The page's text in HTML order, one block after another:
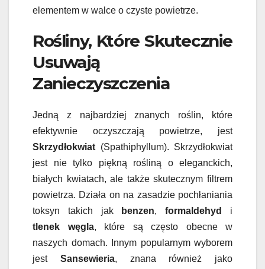
elementem w walce o czyste powietrze.
Rośliny, Które Skutecznie
Usuwają
Zanieczyszczenia
Jedną z najbardziej znanych roślin, które
efektywnie oczyszczają powietrze, jest
Skrzydłokwiat (Spathiphyllum). Skrzydłokwiat
jest nie tylko piękną rośliną o eleganckich,
białych kwiatach, ale także skutecznym filtrem
powietrza. Działa on na zasadzie pochłaniania
toksyn takich jak
benzen,formaldehyd
i
tlenek węgla, które są często obecne w
naszych domach. Innym popularnym wyborem
jest Sansewieria, znana również jako